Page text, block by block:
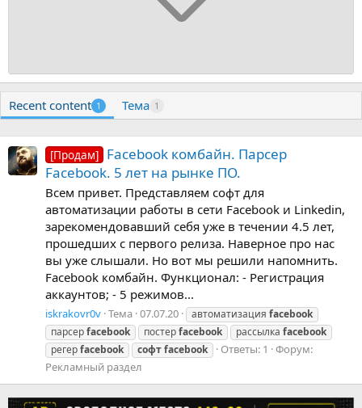
Recent content 1 Тема 1
[Продам] Facebook комбайн. Парсер
Facebook. 5 лет на рынке ПО.
Всем привет. Представляем софт для
автоматизации работы в сети Facebook и Linkedin,
зарекомендовавший себя уже в течении 4.5 лет,
прошедших с первого релиза. Наверное про нас
вы уже слышали. Но вот мы решили напомнить.
Facebook комбайн. Функционал: - Регистрация
аккаунтов; - 5 режимов...
iskrakovr0v Тема 07.07.20 автоматизация facebook
парсерfacebook постерfacebook рассылка facebook
регерfacebook софтfacebook Ответы: 1
Форум:
Рекламный раздел